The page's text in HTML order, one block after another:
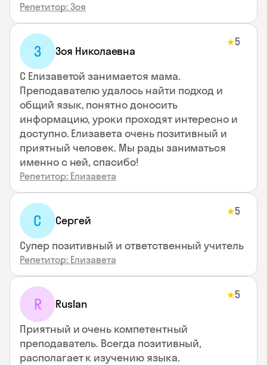
Репетитор: Зоя
З Зоя Николаевна
★5
С Елизаветой занимается мама.
Преподавателю удалось найти подход и
общий язык, понятно доносить
информацию, уроки проходят интересно и
доступно. Елизавета очень позитивный и
приятный человек. Мы рады заниматься
именно с ней, спасибо!
Репетитор: Елизавета
С Сергей
★5
Супер позитивный и ответственный учитель
Репетитор: Елизавета
R Ruslan
★5
Приятный и очень компетентный
преподаватель. Всегда позитивный,
располагает к изучению языка.